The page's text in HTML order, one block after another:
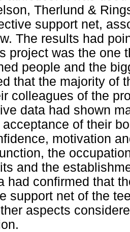
Therlund &
support net,
The results had
project was the one
people and the
that the majority of
colleagues of the
data had shown
of their
motivation
the
and the
had confirmed that
support net of the
aspects